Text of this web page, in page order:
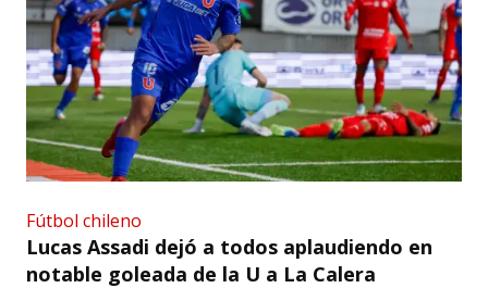
Fútbol chileno
Lucas Assadi dejó a todos aplaudiendo en
notable goleada de la U a La Calera